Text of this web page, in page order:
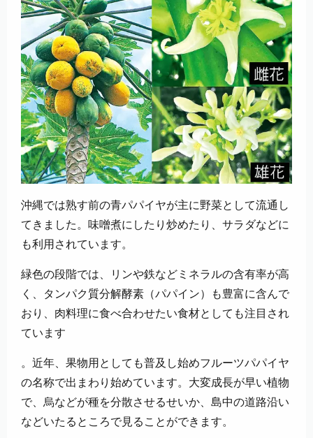
沖縄では熟す前の青パパイヤが主に野菜として流通し
てきました。味噌煮にしたり炒めたり、サラダなどに
も利用されています。
緑色の段階では、リンや鉄などミネラルの含有率が高
く、タンパク質分解酵素（パパイン）も豊富に含んで
おり、肉料理に食べ合わせたい食材としても注目され
ています
。近年、果物用としても普及し始めフルーツパパイヤ
の名称で出まわり始めています。大変成長が早い植物
で、烏などが種を分散させるせいか、島中の道路沿い
などいたるところで見ることができます。